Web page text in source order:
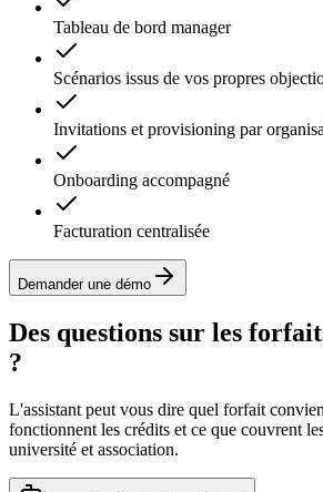
Tableau de bord manager
Scénarios issus de vos propres
Invitations et provisioning par
Onboarding accompagné
Facturation centralisée
Demander une démo
Des questions sur les
?
L'assistant peut vous dire quel forfait
fonctionnent les crédits et ce que couvrent
université et association.